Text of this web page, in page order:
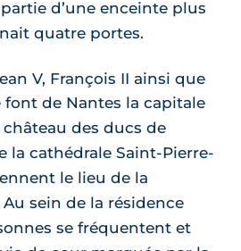
d’une enceinte plus
quatre portes.
V, François II ainsi que
de Nantes la capitale
des ducs de
la cathédrale Saint-Pierre-
le lieu de la
sein de la résidence
se fréquentent et